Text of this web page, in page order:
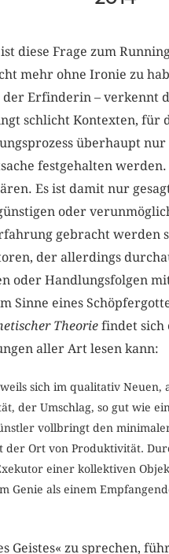
diese Frage zum
mehr ohne Ironie zu
Erfinderin – verkennt
schlicht Kontexten, für
überhaupt
festgehalten
Es ist damit nur
oder
gebracht werden
der allerdings
oder Handlungsfolgen
Sinne eines
Theoriefindet sich
aller Art lesen kann:
sich im qualitativ
der Umschlag, so gut wie
vollbringt den
der Ort von Produktivität.
einer kollektiven
Genie als einem
Geistes« zu sprechen,